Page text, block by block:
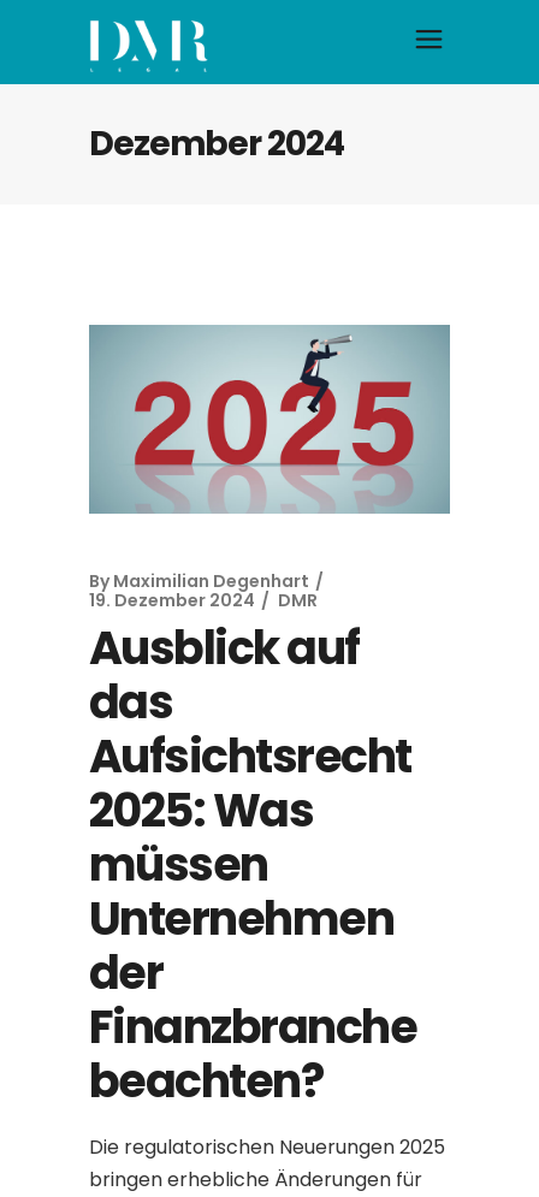
Dezember 2024
By Maximilian Degenhart
19. Dezember 2024
DMR
Ausblick auf
das
Aufsichtsrecht
2025: Was
müssen
Unternehmen
der
Finanzbranche
beachten?
Die regulatorischen Neuerungen 2025
bringen erhebliche Änderungen für